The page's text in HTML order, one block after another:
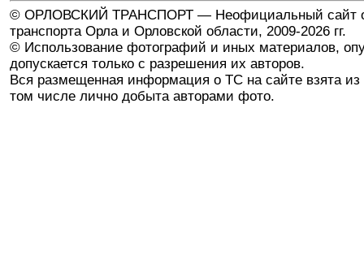
© ОРЛОВСКИЙ ТРАНСПОРТ — Неофициальный сайт
транспорта Орла и Орловской области, 2009-2026 гг.
© Использование фотографий и иных материалов,
допускается только с разрешения их авторов.
Вся размещенная информация о ТС на сайте взята из
том числе лично добыта авторами фото.